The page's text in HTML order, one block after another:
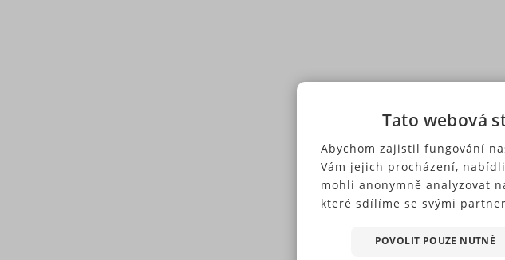
Tato webová
Abychom zajistil fungování
Vám jejich procházení,
mohli anonymně analyzovat
které sdílíme se svými
soubory, nezařazené
POVOLIT POUZE NUTNÉ